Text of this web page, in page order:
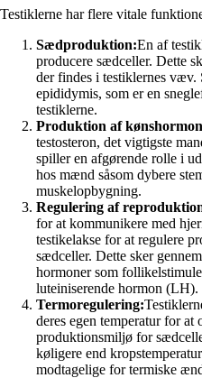
Testiklerne har flere vitale
Sædproduktion:En af
producere sædceller. Dette
der findes i testiklernes væv.
epididymis, som er en
testiklerne.
Produktion af
testosteron, det vigtigste
spiller en afgørende rolle i
hos mænd såsom dybere
muskelopbygning.
Regulering af
for at kommunikere med
testikelakse for at regulere
sædceller. Dette sker
hormoner som
luteiniserende hormon (LH).
Termoregulering:
deres egen temperatur for at
produktionsmiljø for
køligere end
modtagelige for termiske